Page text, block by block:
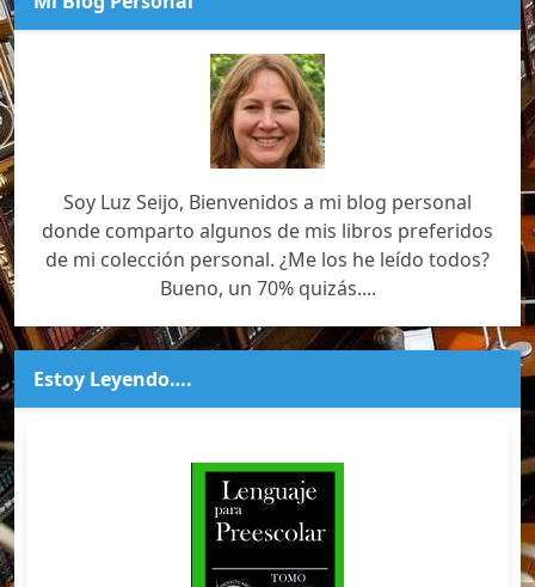
Soy Luz Seijo, Bienvenidos a mi blog personal
donde comparto algunos de mis libros preferidos
de mi colección personal. ¿Me los he leído todos?
Bueno, un 70% quizás....
Estoy Leyendo….